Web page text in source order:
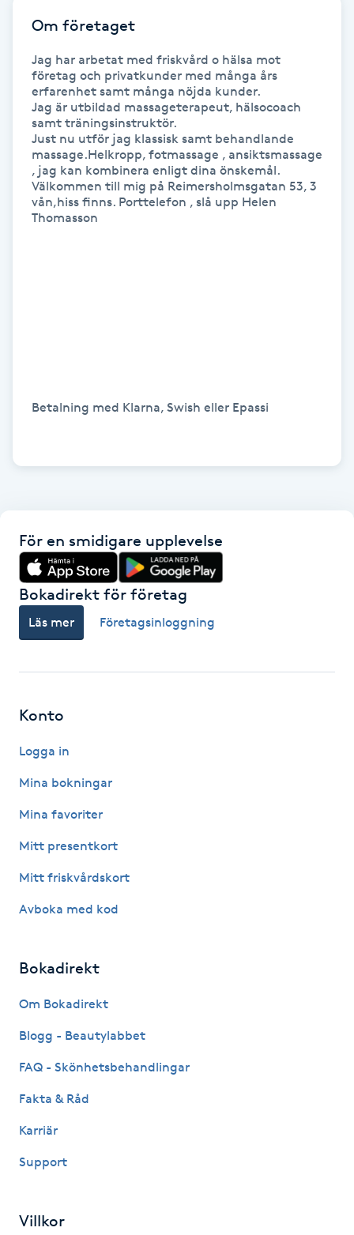
HIFU
Hollywood Peel
Hot Stone Massage
Hot yoga
Hyaluronsyra
Hårborttagning
Hårbottenbehandling
Hårförlängning
Hårvård
Hälsa
Hälsprickor
Idrottsmassage
IPL hårborttagning
Katun fransar
Kemisk peeling
Keratinbehandling
Om företaget
Jag har arbetat med friskvård o hälsa mot
företag och privatkunder med många års
erfarenhet samt många nöjda kunder.
Jag är utbildad massageterapeut, hälsocoach
samt träningsinstruktör.
Just nu utför jag klassisk samt behandlande
massage.Helkropp, fotmassage , ansiktsmassage
, jag kan kombinera enligt dina önskemål.
Välkommen till mig på Reimersholmsgatan 53, 3
vån,hiss finns. Porttelefon , slå upp Helen
Thomasson
Betalning med Klarna, Swish eller Epassi
För en smidigare upplevelse
Bokadirekt för företag
Läs mer Företagsinloggning
Konto
Logga in
Mina bokningar
Mina favoriter
Mitt presentkort
Mitt friskvårdskort
Avboka med kod
Bokadirekt
Om Bokadirekt
Blogg - Beautylabbet
FAQ - Skönhetsbehandlingar
Fakta & Råd
Karriär
Support
Villkor